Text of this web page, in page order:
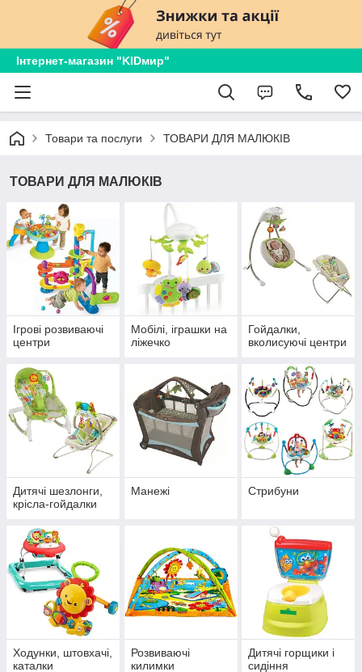
Інтернет-магазин "KIDмир"
Товари та послуги ТОВАРИ ДЛЯ МАЛЮКІВ
ТОВАРИ ДЛЯ МАЛЮКІВ
Ігрові розвиваючі
центри
Мобілі, іграшки на
ліжечко
Гойдалки,
вколисуючі центри
Дитячі шезлонги,
крісла-гойдалки
Манежі Стрибуни
Ходунки, штовхачі,
каталки
Розвиваючі
килимки
Дитячі горщики і
сидіння